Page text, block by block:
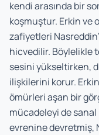
kendi arasında bir
koşmuştur. Erkin ve
zafiyetleri
hicvedilir. Böylelikle
sesini yükseltirken,
ilişkilerini korur.
ömürleri aşan bir
mücadeleyi de sanal
evrenine devretmiş,